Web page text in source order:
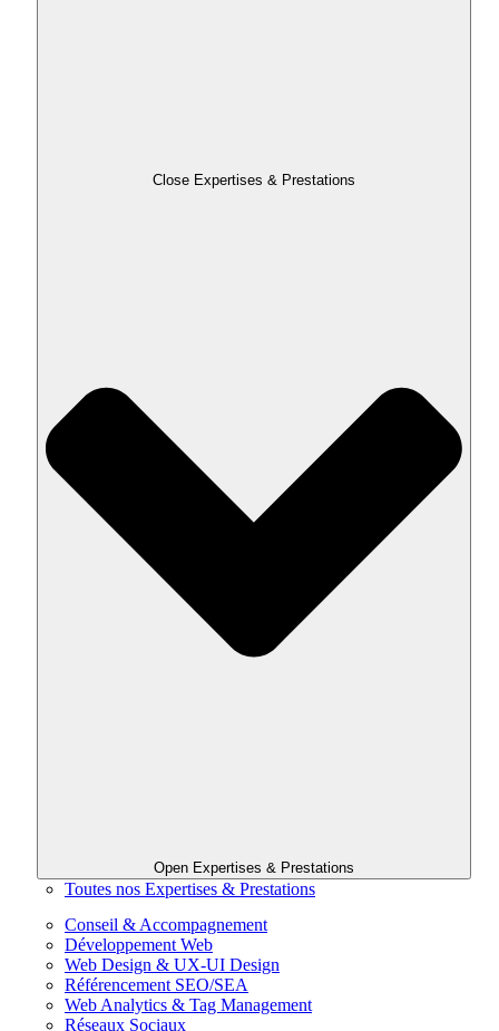
Close Expertises & Prestations
Open Expertises & Prestations
Toutes nos Expertises & Prestations
Conseil & Accompagnement
Développement Web
Web Design & UX-UI Design
Référencement SEO/SEA
Web Analytics & Tag Management
Réseaux Sociaux